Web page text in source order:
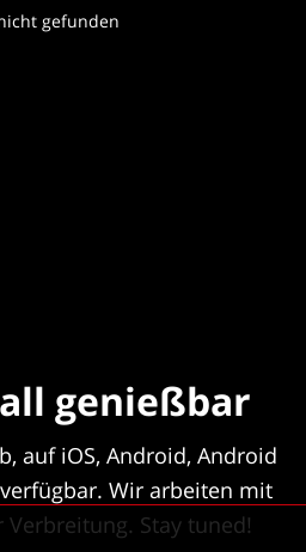
gefunden
genießbar
auf iOS, Android, Android
Wir arbeiten mit
Stay tuned!